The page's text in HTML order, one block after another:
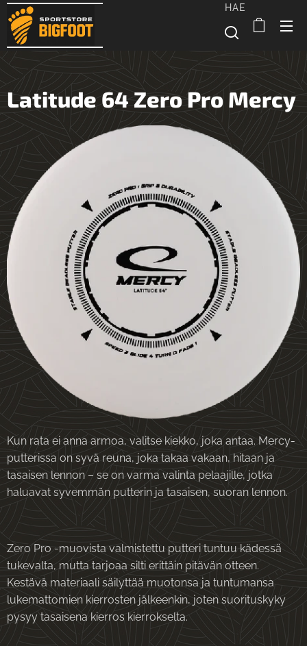
HAE
Latitude 64 Zero Pro Mercy
Kun rata ei anna armoa, valitse kiekko, joka antaa. Mercy-
putterissa on syvä reuna, joka takaa vakaan, hitaan ja
tasaisen lennon – se on varma valinta pelaajille, jotka
haluavat syvemmän putterin ja tasaisen, suoran lennon.
Zero Pro -muovista valmistettu putteri tuntuu kädessä
tukevalta, mutta tarjoaa silti erittäin pitävän otteen.
Kestävä materiaali säilyttää muotonsa ja tuntumansa
lukemattomien kierrosten jälkeenkin, joten suorituskyky
pysyy tasaisena kierros kierrokselta.